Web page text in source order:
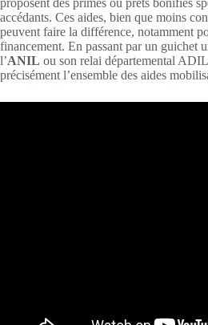
proposent des primes ou prêts bonifiés
accédants. Ces aides, bien que moins
peuvent faire la différence, notamment
financement. En passant par un guichet
l’ANIL ou son relai départemental
précisément l’ensemble des aides